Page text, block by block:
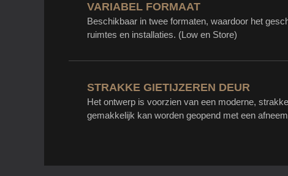
VARIABEL FORMAAT
Beschikbaar in twee formaten, waardoor het
ruimtes en installaties. (Low en Store)
STRAKKE GIETIJZEREN DEUR
Het ontwerp is voorzien van een moderne,
gemakkelijk kan worden geopend met een